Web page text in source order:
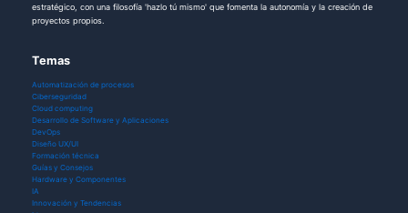
estratégico, con una filosofía 'hazlo tú mismo' que fomenta la autonomía y la creación de
proyectos propios.
Temas
Automatización de procesos
Ciberseguridad
Cloud computing
Desarrollo de Software y Aplicaciones
DevOps
Diseño UX/UI
Formación técnica
Guías y Consejos
Hardware y Componentes
IA
Innovación y Tendencias